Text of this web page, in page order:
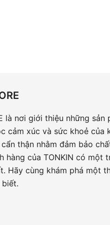
là nơi giới thiệu những
cảm xúc và sức khoẻ của
thận nhằm đảm bảo
hàng của TONKIN có một
Hãy cùng khám phá một